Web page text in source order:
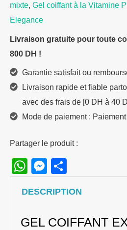
with
Vitamin
Pro-
VB5
mixte, Gel coiffant à la Vitamine
Elegance
Livraison gratuite pour toute
800 DH !
Garantie satisfait ou
Livraison rapide et fiable
avec des frais de [0 DH à 40
Mode de paiement :
Partager le produit :
WhatsApp
Messenger
DESCRIPTION
GEL COIFFANT